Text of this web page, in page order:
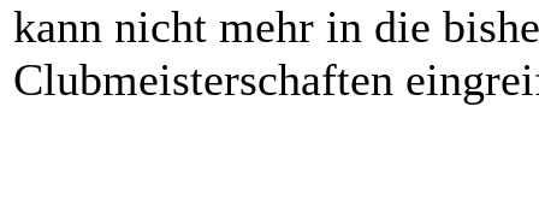
kann nicht mehr in die
Clubmeisterschaften